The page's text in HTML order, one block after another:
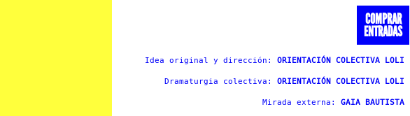
COMPRAR
ENTRADAS
Idea original y dirección: ORIENTACIÓN COLECTIVA LOLI
Dramaturgia colectiva: ORIENTACIÓN COLECTIVA LOLI
Mirada externa: GAIA BAUTISTA